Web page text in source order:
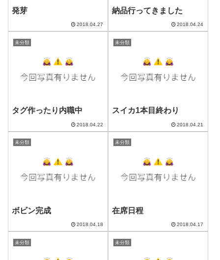
発芽
2018.04.27
納品行ってきました
2018.04.24
未分類
タグ作ったり内職中
2018.04.22
未分類
スイカ1本目終わり
2018.04.21
未分類
ボビン完成
2018.04.18
未分類
在席日程
2018.04.17
未分類 未分類